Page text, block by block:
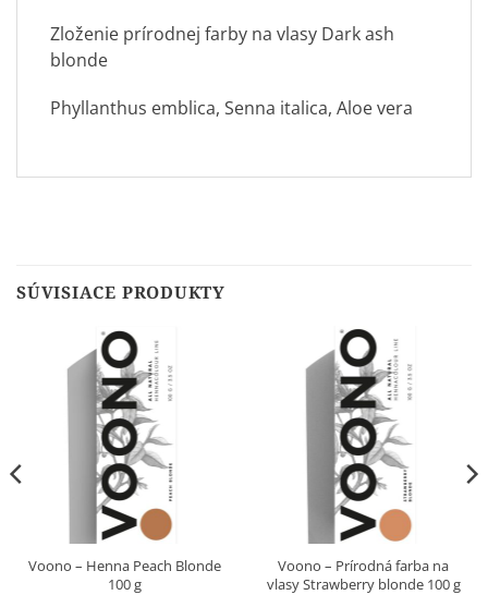
Zloženie prírodnej farby na vlasy Dark ash
blonde
Phyllanthus emblica, Senna italica, Aloe vera
SÚVISIACE PRODUKTY
Voono – Henna Peach Blonde
100 g
Voono – Prírodná farba na
vlasy Strawberry blonde 100 g